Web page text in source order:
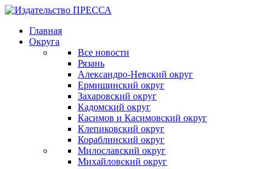
Главная
Округа
Все новости
Рязань
Александро-Невский округ
Ермишинский округ
Захаровский округ
Кадомский округ
Касимов и Касимовский округ
Клепиковский округ
Кораблинский округ
Милославский округ
Михайловский округ